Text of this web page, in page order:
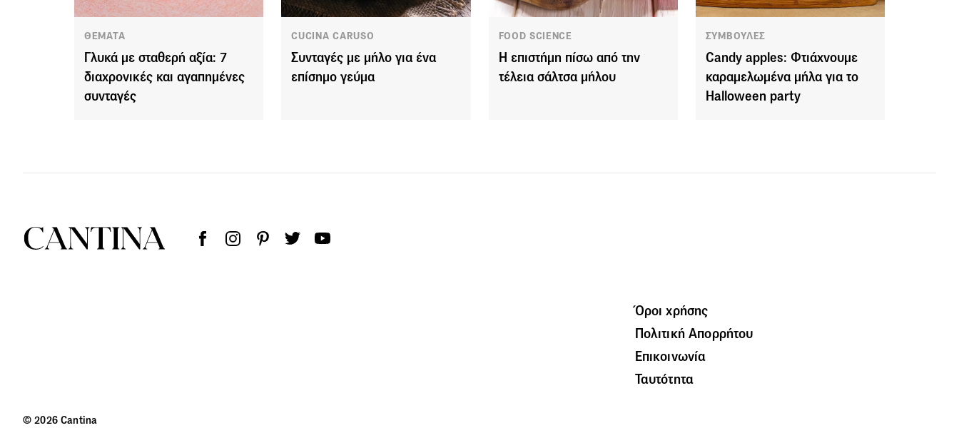
ΘΕΜΑΤΑ
Γλυκά με σταθερή αξία: 7
διαχρονικές και αγαπημένες
συνταγές
CUCINA CARUSO
Συνταγές με μήλο για ένα
επίσημο γεύμα
FOOD SCIENCE
Η επιστήμη πίσω από την
τέλεια σάλτσα μήλου
ΣΥΜΒΟΥΛΕΣ
Candy apples: Φτιάχνουμε
καραμελωμένα μήλα για το
Halloween party
Όροι χρήσης
Πολιτική Απορρήτου
Επικοινωνία
Ταυτότητα
© 2026 Cantina